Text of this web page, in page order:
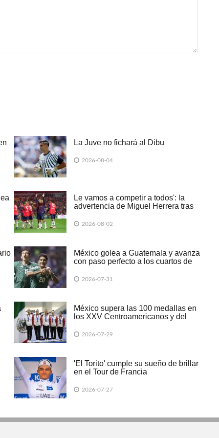
La Juve no fichará al Dibu
2026-08-04
Le vamos a competir a todos': la
advertencia de Miguel Herrera tras
2026-08-02
México golea a Guatemala y avanza
con paso perfecto a los cuartos de
2026-07-31
México supera las 100 medallas en
los XXV Centroamericanos y del
2026-07-29
'El Torito' cumple su sueño de brillar
en el Tour de Francia
2026-07-27